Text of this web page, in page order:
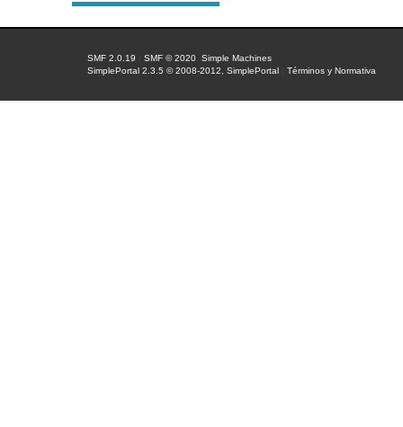
SMF 2.0.19 |SMF © 2020 ,Simple Machines
SimplePortal 2.3.5 © 2008-2012, SimplePortal
|Términos y Normativa